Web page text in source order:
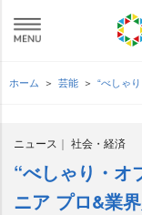
ホーム 芸能 “べしゃ
ニュース 社会・経済
“べしゃり・オ
ニア プロ&業